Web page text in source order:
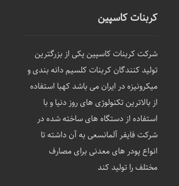
کربنات کاسپین
شرکت کربنات کاسپین یکی از بزرگترین
تولید کنندگان کربنات کلسیم دانه بندی و
میکرونیزه در ایران می باشد کهبا استفاده
از بالاترین تکنولوژی های روز دنیا و با
استفاده از دستگاه های ساخته شده در
شرکت فایفر آلمانسعی به آن داشته تا
انواع پودر های معدنی برای مصارف
مختلف را تولید کند